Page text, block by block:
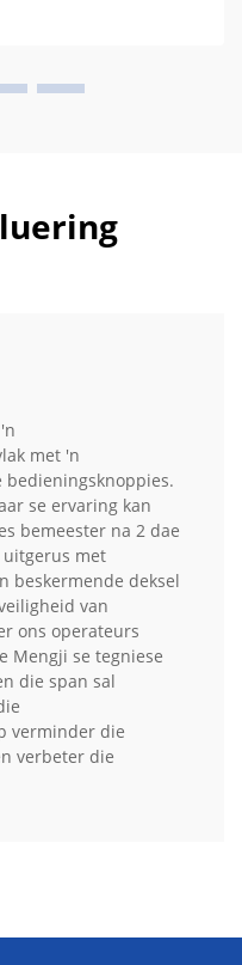
met 'n
se ervaring kan
bemeester na 2 dae
met
beskermende deksel
van
ons operateurs
Mengji se tegniese
die span sal
verminder die
verbeter die